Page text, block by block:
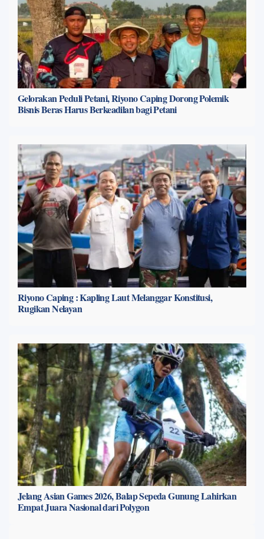
Gelorakan Peduli Petani, Riyono Caping Dorong Polemik
Bisnis Beras Harus Berkeadilan bagi Petani
Riyono Caping : Kapling Laut Melanggar Konstitusi,
Rugikan Nelayan
Jelang Asian Games 2026, Balap Sepeda Gunung Lahirkan
Empat Juara Nasional dari Polygon